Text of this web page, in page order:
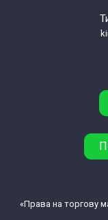
«Права на торгову